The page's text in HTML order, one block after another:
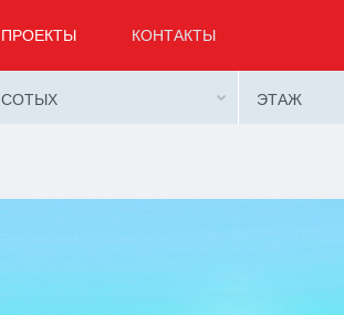
ПРОЕКТЫ КОНТАКТЫ
СОТЫХ ЭТАЖ